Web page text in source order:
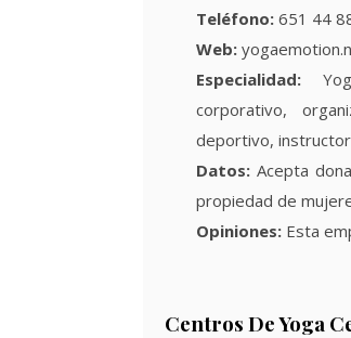
Teléfono: 651 44
Web:
Especialidad:
corporativo,
deportivo,
Datos: Acepta
propiedad de
Opiniones: Esta
Centros De Yoga